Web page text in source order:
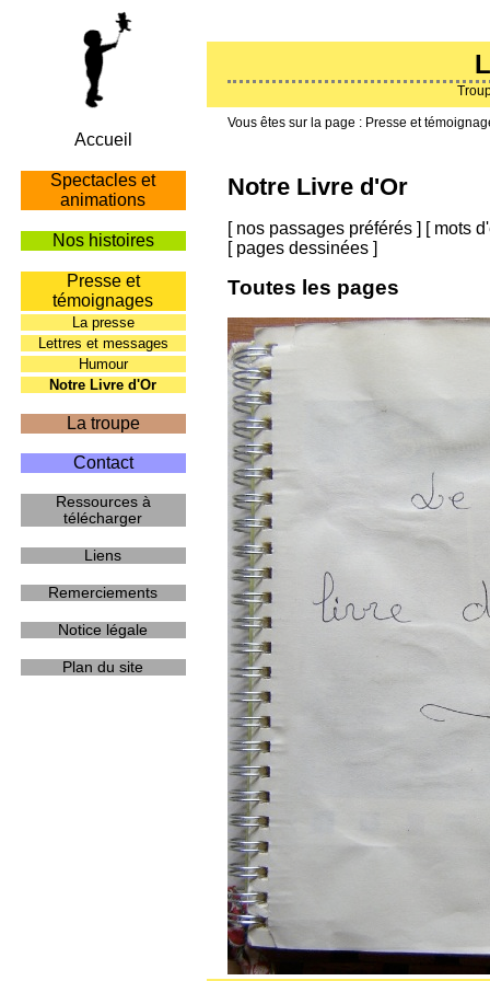
Presse et
Notre Livre d'Or
[ nos passages préférés] [ mots
[ pages dessinées]
Toutes les pages
Accueil
Spectacles et
animations
Nos histoires
Presse et
témoignages
La presse
Lettres et messages
Humour
Notre Livre d'Or
La troupe
Contact
Ressources à
télécharger
Liens
Remerciements
Notice légale
Plan du site